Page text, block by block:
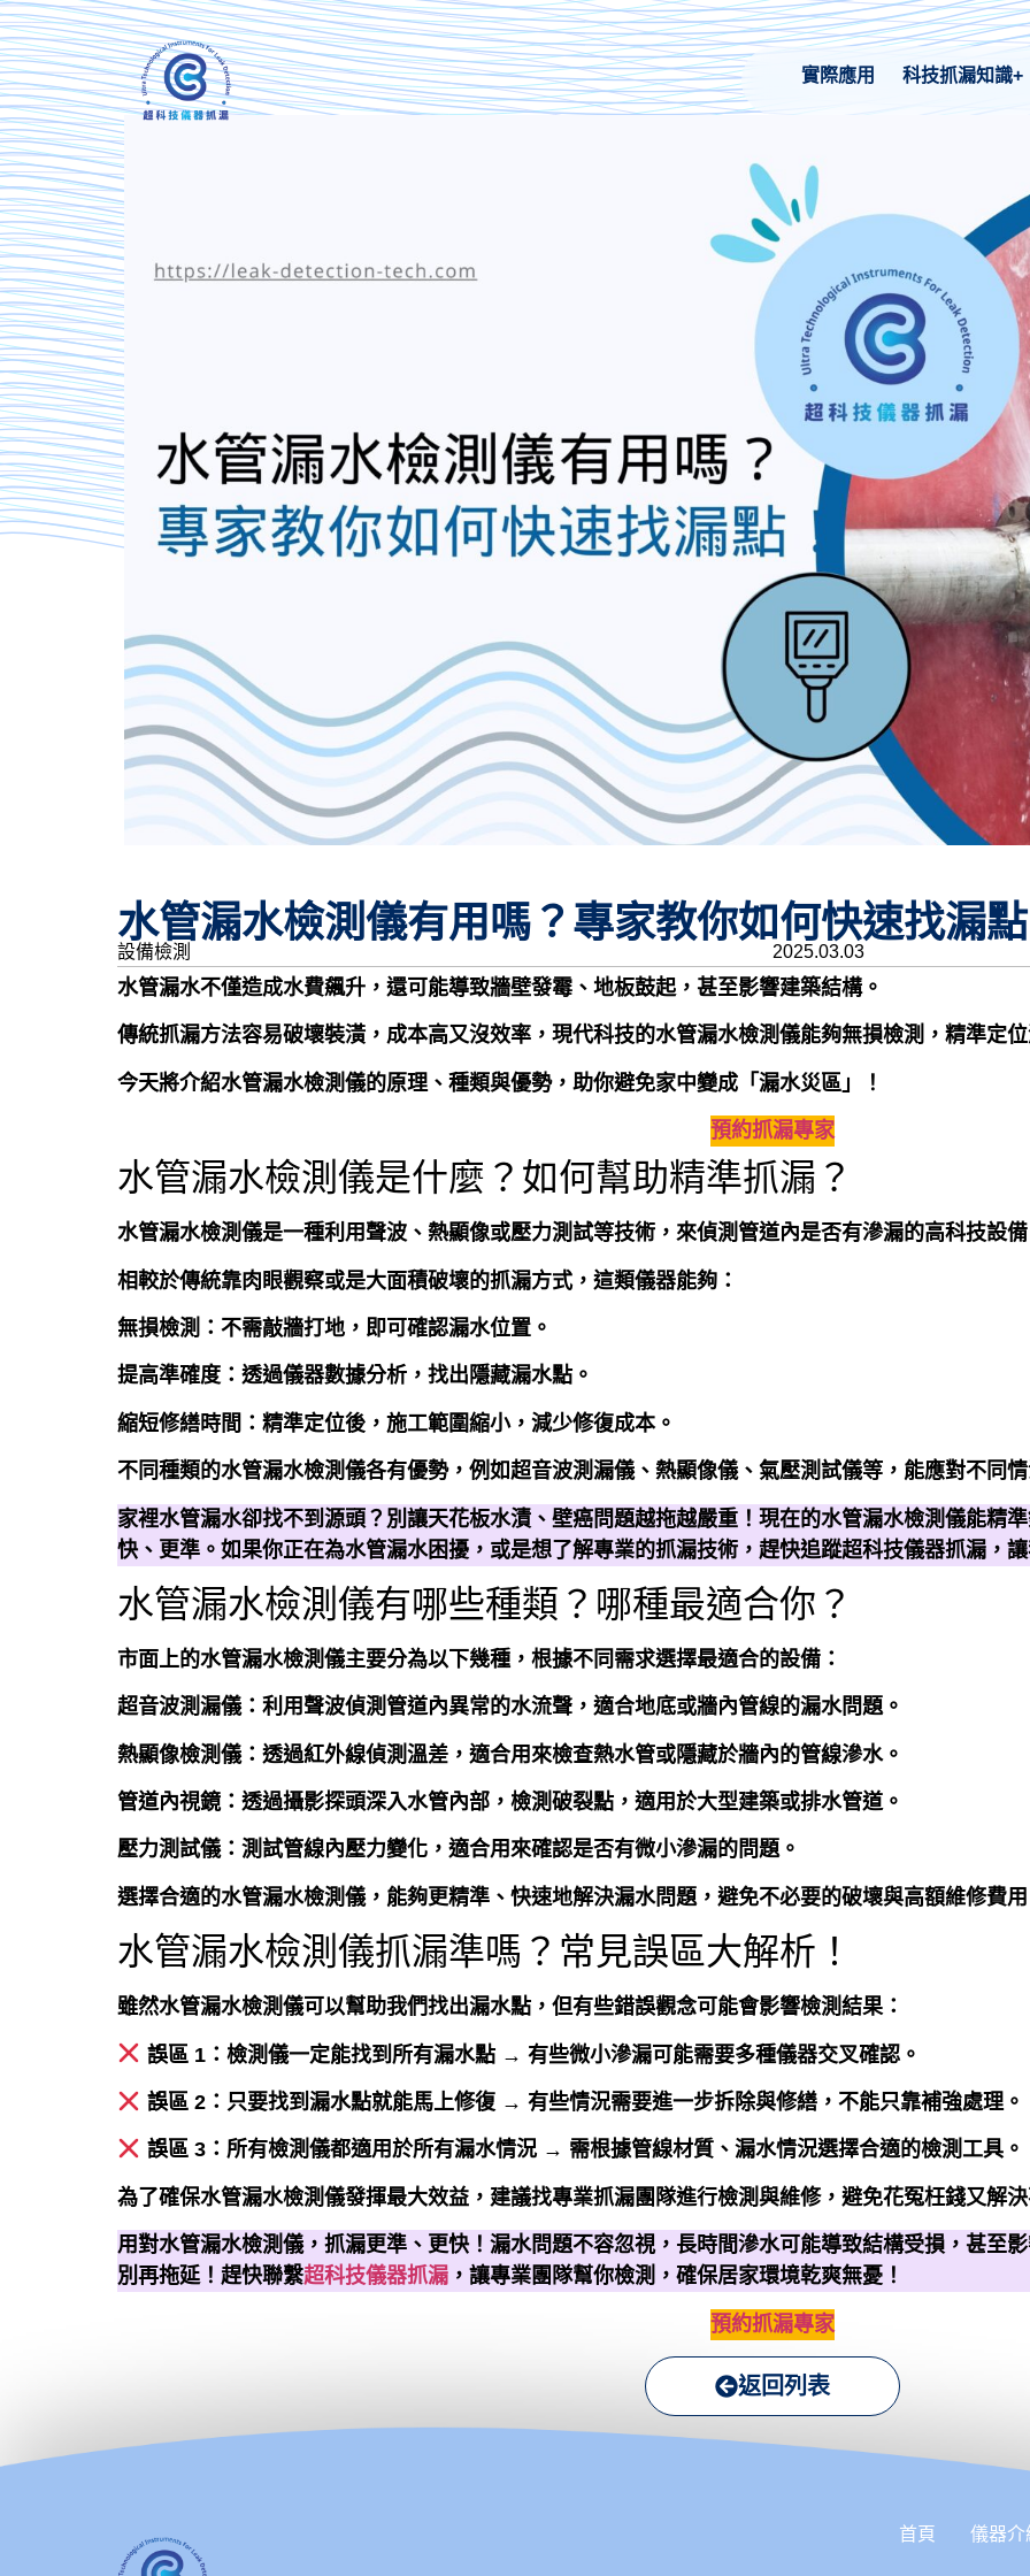
實際應用 科技抓漏知識+
水管漏水檢測儀有用嗎？專家教你如何快速找漏
設備檢測 2025.03.03
水管漏水不僅造成水費飆升，還可能導致牆壁發霉、地板鼓起，甚至影響建築結構。
傳統抓漏方法容易破壞裝潢，成本高又沒效率，現代科技的水管漏水檢測儀能夠無損檢測，精準定
今天將介紹水管漏水檢測儀的原理、種類與優勢，助你避免家中變成「漏水災區」！
預約抓漏專家
水管漏水檢測儀是什麼？如何幫助精準抓漏？
水管漏水檢測儀是一種利用聲波、熱顯像或壓力測試等技術，來偵測管道內是否有滲漏的高科技設
相較於傳統靠肉眼觀察或是大面積破壞的抓漏方式，這類儀器能夠：
無損檢測： 不需敲牆打地，即可確認漏水位置。
提高準確度： 透過儀器數據分析，找出隱藏漏水點。
縮短修繕時間： 精準定位後，施工範圍縮小，減少修復成本。
不同種類的水管漏水檢測儀各有優勢，例如超音波測漏儀、熱顯像儀、氣壓測試儀等，能應對不同
家裡水管漏水卻找不到源頭？別讓天花板水漬、壁癌問題越拖越嚴重！現在的水管漏水檢測儀能精
快、更準。如果你正在為水管漏水困擾，或是想了解專業的抓漏技術，趕快追蹤超科技儀器抓漏，
水管漏水檢測儀有哪些種類？哪種最適合你？
市面上的水管漏水檢測儀主要分為以下幾種，根據不同需求選擇最適合的設備：
超音波測漏儀： 利用聲波偵測管道內異常的水流聲，適合地底或牆內管線的漏水問題。
熱顯像檢測儀： 透過紅外線偵測溫差，適合用來檢查熱水管或隱藏於牆內的管線滲水。
管道內視鏡： 透過攝影探頭深入水管內部，檢測破裂點，適用於大型建築或排水管道。
壓力測試儀： 測試管線內壓力變化，適合用來確認是否有微小滲漏的問題。
選擇合適的水管漏水檢測儀，能夠更精準、快速地解決漏水問題，避免不必要的破壞與高額維修費
水管漏水檢測儀抓漏準嗎？常見誤區大解析！
雖然水管漏水檢測儀可以幫助我們找出漏水點，但有些錯誤觀念可能會影響檢測結果：
誤區 1：檢測儀一定能找到所有漏水點 → 有些微小滲漏可能需要多種儀器交叉確認。
誤區 2：只要找到漏水點就能馬上修復 → 有些情況需要進一步拆除與修繕，不能只靠補強處理。
誤區 3：所有檢測儀都適用於所有漏水情況 → 需根據管線材質、漏水情況選擇合適的檢測工具。
為了確保水管漏水檢測儀發揮最大效益，建議找專業抓漏團隊進行檢測與維修，避免花冤枉錢又解
用對水管漏水檢測儀，抓漏更準、更快！漏水問題不容忽視，長時間滲水可能導致結構受損，甚至
別再拖延！趕快聯繫超科技儀器抓漏 ，讓專業團隊幫你檢測，確保居家環境乾爽無憂！
預約抓漏專家
返回列表
首頁 儀器介